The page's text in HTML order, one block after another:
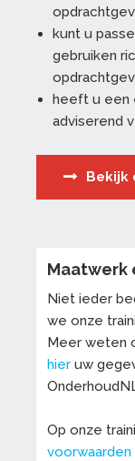
kunt u
gebruiken
heeft u een
adviserend
Bekijk
Maatwerk
Niet ieder
we onze
Meer weten
hier uw
Op onze
voorwaarden